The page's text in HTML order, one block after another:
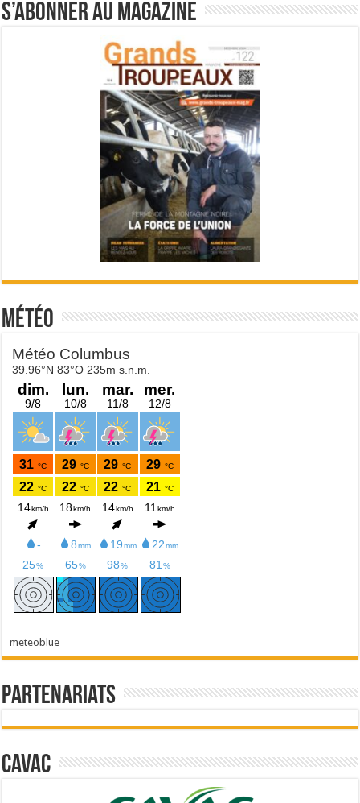
S’abonner au magazine
Météo
meteoblue
Partenariats
Cavac